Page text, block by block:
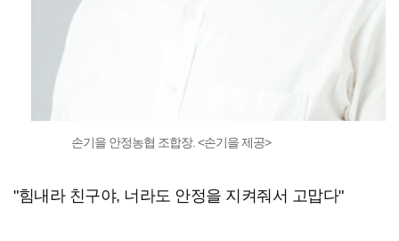
손기을 안정농협 조합장. <손기을 제공>
"힘내라 친구야, 너라도 안정을 지켜줘서 고맙다"